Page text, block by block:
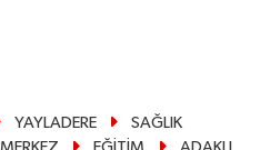
YAYLADERE
SAĞLIK